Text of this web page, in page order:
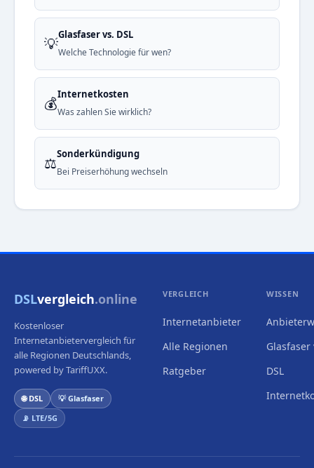
💡Glasfaser vs. DSL
Welche Technologie für wen?
💰Internetkosten
Was zahlen Sie wirklich?
⚖️Sonderkündigung
Bei Preiserhöhung wechseln
DSLvergleich.online
Kostenloser
Internetanbietervergleich für
alle Regionen Deutschlands,
powered by TariffUXX.
🌐 DSL
💡 Glasfaser
📡 LTE/5G
VERGLEICH
Internetanbieter
Alle Regionen
Ratgeber
WISSEN
Glasfaser
DSL